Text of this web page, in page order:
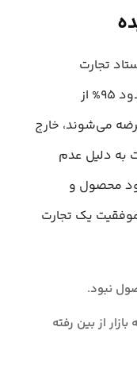
تجارت
دانشگاه Harvard است، سرانجام حدود ۹۵% از
می‌شوند، خارج
به دلیل عدم
محصول و
یک تجارت
نبود.
از بین رفته